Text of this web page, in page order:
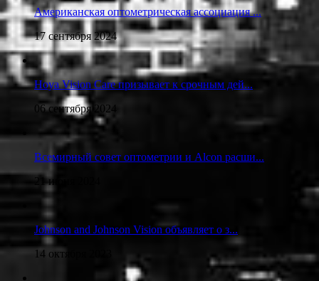
Американская оптометрическая ассоциация ...
17 сентября 2024
Hoya Vision Care призывает к срочным дей...
06 сентября 2024
Всемирный совет оптометрии и Alcon расши...
21 июня 2024
Johnson and Johnson Vision объявляет о з...
14 октября 2023